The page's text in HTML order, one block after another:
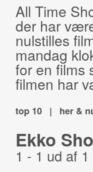
All Time
der har
nulstilles
mandag
for en films
filmen har
top 10 | her &
Ekko
1 - 1 ud af